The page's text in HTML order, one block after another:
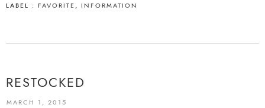
LABEL : FAVORITE, INFORMATION
RESTOCKED
MARCH 1, 2015